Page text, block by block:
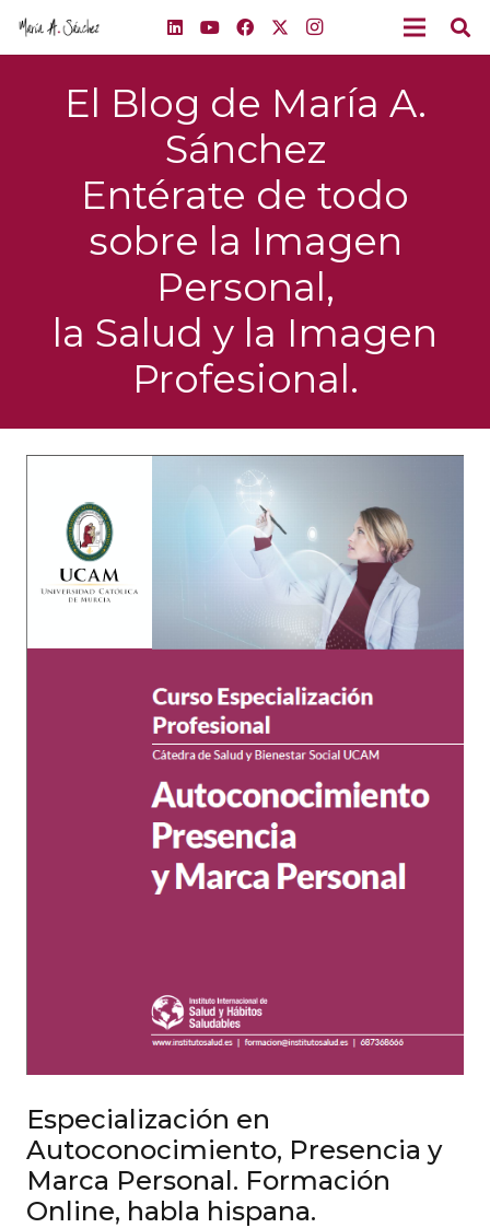
El Blog de María A.
Sánchez
Entérate de todo
sobre la Imagen
Personal,
la Salud y la Imagen
Profesional.
Especialización en
Autoconocimiento, Presencia y
Marca Personal. Formación
Online, habla hispana.